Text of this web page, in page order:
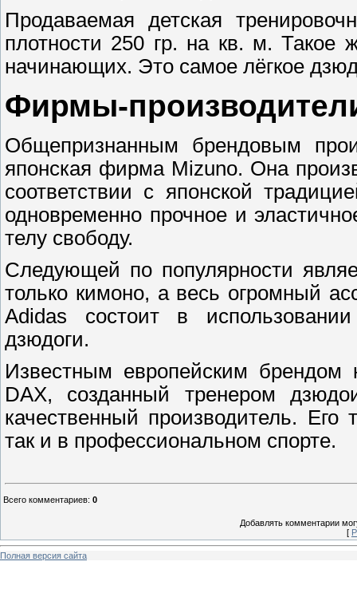
Продаваемая детская
плотности 250 гр. на кв. м. Такое
начинающих. Это самое лёгкое
Фирмы-
Общепризнанным брендовым
японская фирма Mizuno. Она
соответствии с японской
одновременно прочное и
телу свободу.
Следующей по популярности
только кимоно, а весь огромный
Adidas состоит в
дзюдоги.
Известным европейским брендом
DAX, созданный тренером
качественный производитель.
так и в профессиональном спорте.
Всего комментариев: 0
Добавлять комментарии
[
Полная версия сайта